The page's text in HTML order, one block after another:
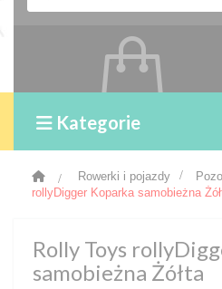
Kategorie
> Rowerki i pojazdy >
rollyDigger Koparka samobieżna
Rolly Toys
samobieżna Żółta